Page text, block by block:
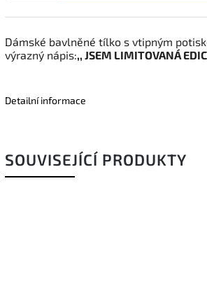
Dámské bavlněné tílko s vtipným
výrazný nápis:,, JSEM LIMITOVANÁ
Detailní informace
SOUVISEJÍCÍ PRODUKTY